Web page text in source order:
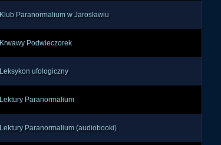
Klub Paranormalium w Jarosławiu
Krwawy Podwieczorek
Leksykon ufologiczny
Lektury Paranormalium
Lektury Paranormalium (audiobooki)